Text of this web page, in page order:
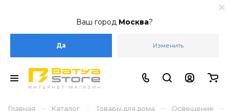
Ваш город Москва?
Да Изменить
Главная – Каталог – Товары для дома – Освещение –